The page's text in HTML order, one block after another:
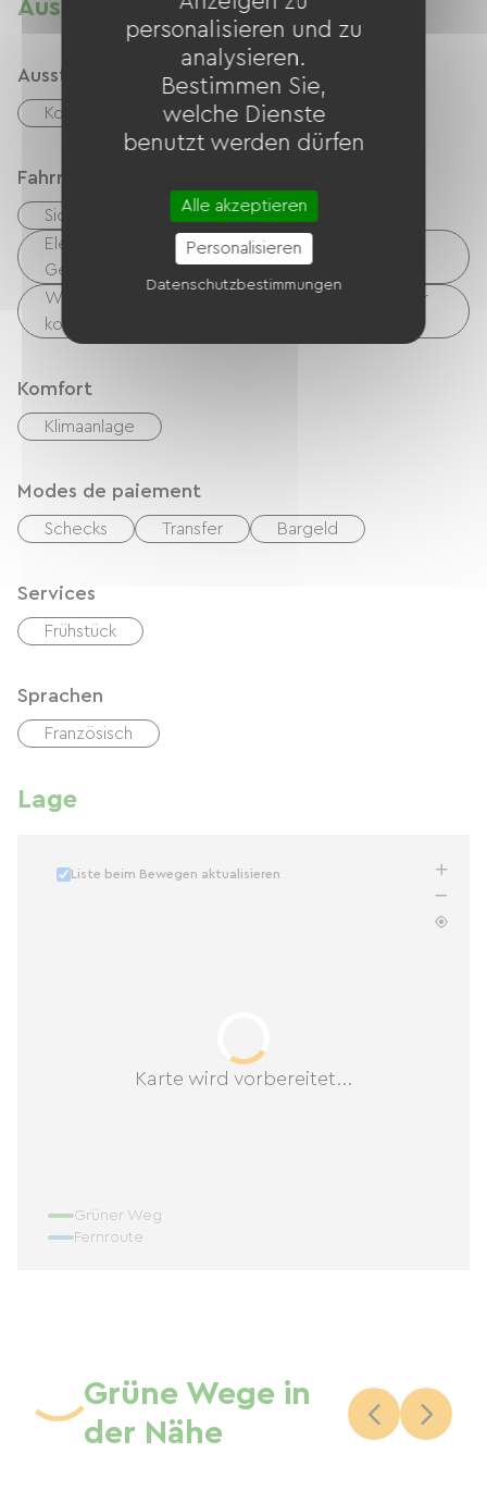
Ausstattung
Ausstattung
Kostenloses WLAN
Fahrradannahme
Sicherer Fahrradunterstand
Elektrische Ladestation (für E-Bike-Akkus, GPS-
Geräte usw.)
Wäschemöglichkeiten vorhanden (kostenlos oder
kostenpflichtig)
Komfort
Klimaanlage
Modes de paiement
Schecks Transfer Bargeld
Services
Frühstück
Sprachen
Französisch
Lage
Karte wird vorbereitet...
Liste beim Bewegen aktualisieren
Grüner Weg
Fernroute
Grüne Wege in
der Nähe
personalisieren und zu
analysieren.
Bestimmen Sie,
welche Dienste
benutzt werden dürfen
Alle akzeptieren
Personalisieren
Datenschutzbestimmungen